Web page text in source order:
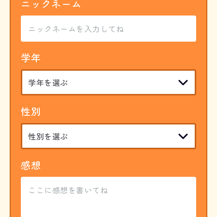
ニックネーム
学年
性別
感想